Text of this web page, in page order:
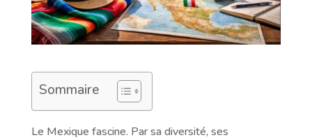
Sommaire
Le Mexique fascine. Par sa diversité, ses